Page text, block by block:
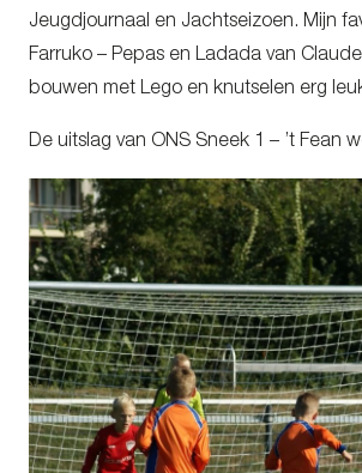
Jeugdjournaal en Jachtseizoen. Mijn
Farruko – Pepas en Ladada van
bouwen met Lego en knutselen erg
De uitslag van ONS Sneek 1 – ’t Fean